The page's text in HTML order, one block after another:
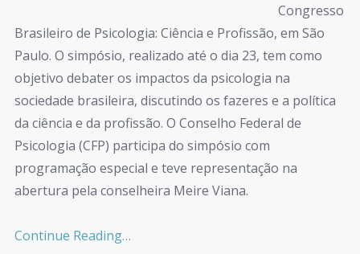
Congresso
Brasileiro de Psicologia: Ciência e Profissão, em São
Paulo. O simpósio, realizado até o dia 23, tem como
objetivo debater os impactos da psicologia na
sociedade brasileira, discutindo os fazeres e a política
da ciência e da profissão. O Conselho Federal de
Psicologia (CFP) participa do simpósio com
programação especial e teve representação na
abertura pela conselheira Meire Viana.
Continue Reading…